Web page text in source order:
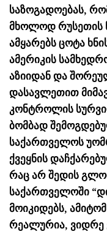
საზოგადოებას,
მხოლოდ რუსეთის
ამყარებს ცოტა
ამერიკის
აზიიდან და
დასავლეთით
კონტროლის
ბომბად
საქართველოს
ქვეყნის
რაც არ შედის
საქართველოში
მოიკიდებს,
რეალურია, ვიდრე